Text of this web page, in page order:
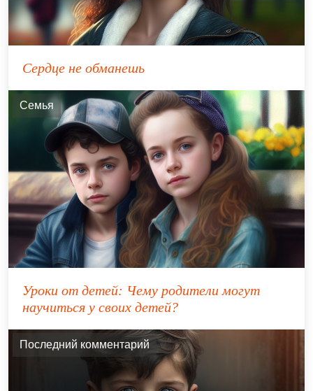
Сердце не обманешь
Семья
⁣Уроки от детей: Чему родители могут
научиться у своих детей?
Последний комментарий